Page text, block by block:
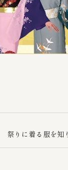
祭りに着る服を知